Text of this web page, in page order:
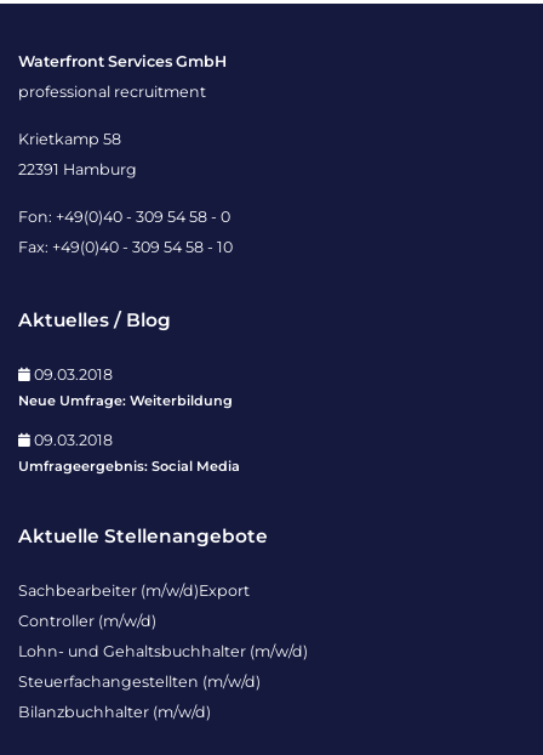
Waterfront Services GmbH
professional recruitment
Krietkamp 58
22391 Hamburg
Fon: +49(0)40 - 309 54 58 - 0
Fax: +49(0)40 - 309 54 58 - 10
Aktuelles / Blog
09.03.2018
Neue Umfrage: Weiterbildung
09.03.2018
Umfrageergebnis: Social Media
Aktuelle Stellenangebote
Sachbearbeiter (m/w/d)Export
Controller (m/w/d)
Lohn- und Gehaltsbuchhalter (m/w/d)
Steuerfachangestellten (m/w/d)
Bilanzbuchhalter (m/w/d)